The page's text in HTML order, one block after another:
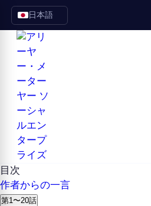
日本語
目次
作者からの一言
第1〜20話